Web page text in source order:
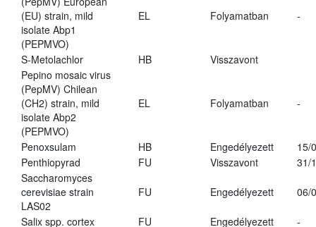
(EU) strain, mild
isolate Abp1
(PEPMVO)
EL Folyamatban -
S-Metolachlor HB
Visszavont
Pepino mosaic virus
(PepMV) Chilean
(CH2) strain, mild
isolate Abp2
(PEPMVO)
EL Folyamatban -
Penoxsulam HB Engedélyezett
15/
Penthiopyrad
FU Visszavont
31/
Saccharomyces
cerevisiae strain
LAS02
FU Engedélyezett 06/
Salix spp. cortex FU Engedélyezett
-